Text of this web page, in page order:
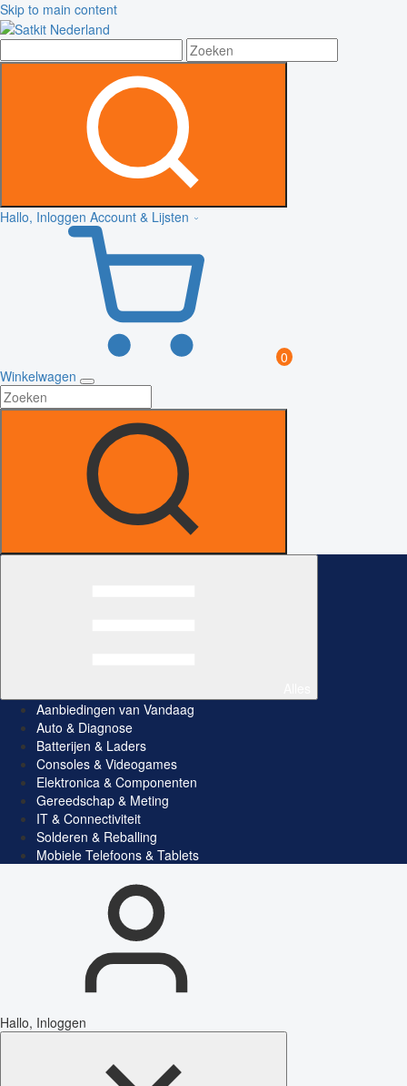
Skip to main content
Hallo, Inloggen Account & Lijsten
0
Winkelwagen
Aanbiedingen van Vandaag
Auto & Diagnose
Batterijen & Laders
Consoles & Videogames
Elektronica & Componenten
Gereedschap & Meting
IT & Connectiviteit
Solderen & Reballing
Mobiele Telefoons & Tablets
Hallo, Inloggen